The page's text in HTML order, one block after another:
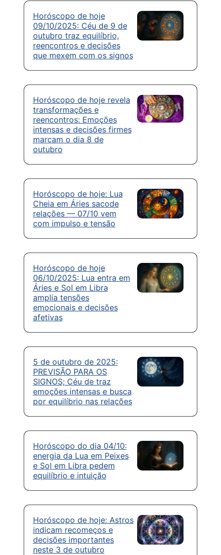
Horóscopo de hoje
09/10/2025: Céu de 9 de
outubro traz equilíbrio,
reencontros e decisões
que mexem com os signos
Horóscopo de hoje revela
transformações e
reencontros: Emoções
intensas e decisões firmes
marcam o dia 8 de
outubro
Horóscopo de hoje: Lua
Cheia em Áries sacode
relações — 07/10 vem
com impulso e tensão
Horóscopo de hoje
06/10/2025: Lua entra em
Áries e Sol em Libra
amplia tensões
emocionais e decisões
afetivas
5 de outubro de 2025:
PREVISÃO PARA OS
SIGNOS; Céu de traz
emoções intensas e busca
por equilíbrio nas relações
Horóscopo do dia 04/10:
energia da Lua em Peixes
e Sol em Libra pedem
equilíbrio e intuição
Horóscopo de hoje: Astros
indicam recomeços e
decisões importantes
neste 3 de outubro